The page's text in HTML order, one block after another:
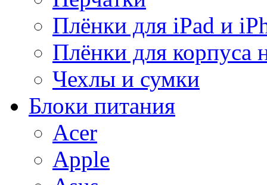
Плёнки для iPad и
Плёнки для корпуса
Чехлы и сумки
Блоки питания
Acer
Apple